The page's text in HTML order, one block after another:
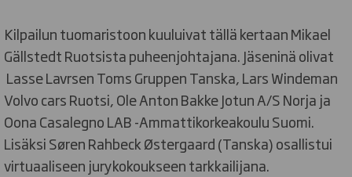
Kilpailun tuomaristoon kuuluivat tällä kertaan Mikael
Gällstedt Ruotsista puheenjohtajana. Jäseninä olivat
Lasse Lavrsen Toms Gruppen Tanska, Lars Windeman
Volvo cars Ruotsi, Ole Anton Bakke Jotun A/S Norja ja
Oona Casalegno LAB -Ammattikorkeakoulu Suomi.
Lisäksi Søren Rahbeck Østergaard (Tanska) osallistui
virtuaaliseen jurykokoukseen tarkkailijana.